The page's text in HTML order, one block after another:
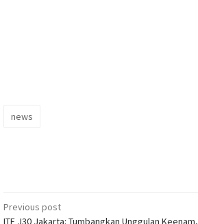
news
Post
Previous post
ITF J30 Jakarta: Tumbangkan Unggulan Keenam,